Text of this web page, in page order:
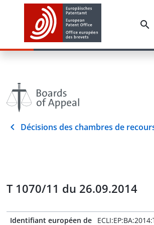
Décisions des chambres de
T 1070/11 du 26.09.2014
Identifiant européen de